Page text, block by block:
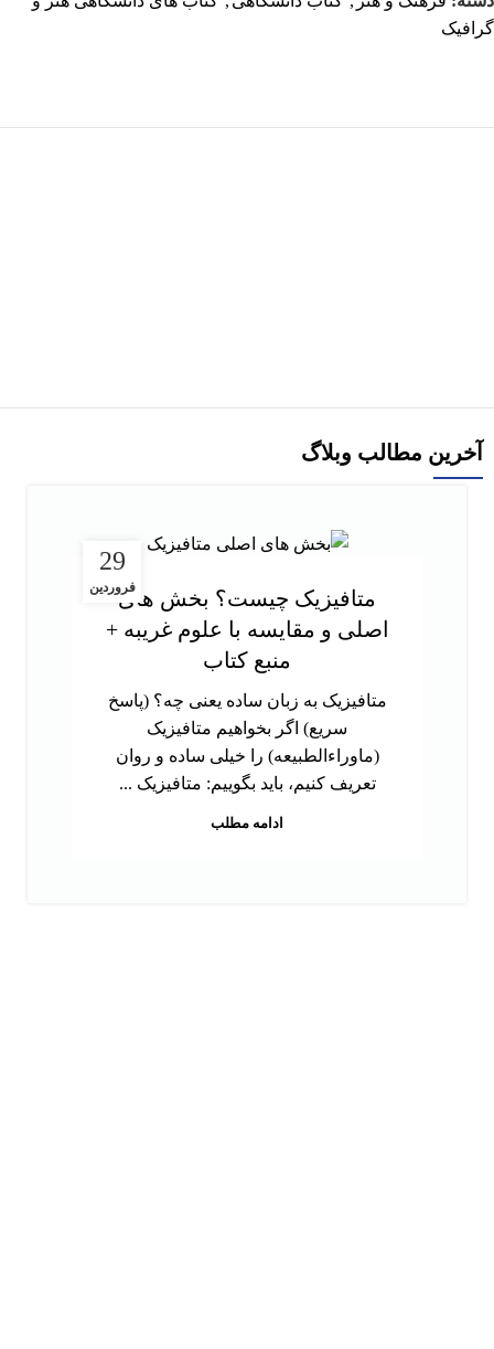
گرافیک
آخرین مطالب وبلاگ
29
فروردینمتافیزیک چیست؟ بخش های
اصلی و مقایسه با علوم غریبه +
منبع کتاب
متافیزیک به زبان ساده یعنی چه؟ (پاسخ
سریع) اگر بخواهیم متافیزیک
(ماوراءالطبیعه) را خیلی ساده و روان
تعریف کنیم، باید بگوییم: متافیزیک ...
ادامه مطلب